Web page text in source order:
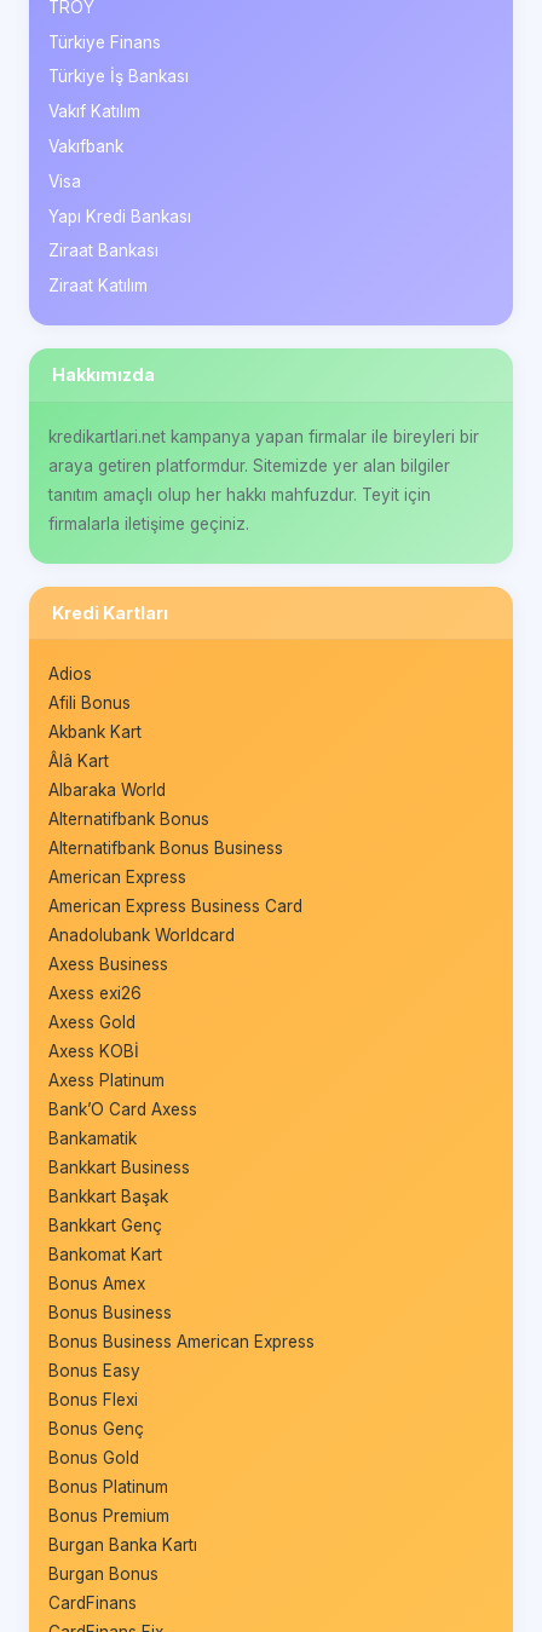
TROY
Türkiye Finans
Türkiye İş Bankası
Vakıf Katılım
Vakıfbank
Visa
Yapı Kredi Bankası
Ziraat Bankası
Ziraat Katılım
Hakkımızda
kredikartlari.net kampanya yapan firmalar ile bireyleri bir
araya getiren platformdur. Sitemizde yer alan bilgiler
tanıtım amaçlı olup her hakkı mahfuzdur. Teyit için
firmalarla iletişime geçiniz.
Kredi Kartları
Adios
Afili Bonus
Akbank Kart
Âlâ Kart
Albaraka World
Alternatifbank Bonus
Alternatifbank Bonus Business
American Express
American Express Business Card
Anadolubank Worldcard
Axess Business
Axess exi26
Axess Gold
Axess KOBİ
Axess Platinum
Bank’O Card Axess
Bankamatik
Bankkart Business
Bankkart Başak
Bankkart Genç
Bankomat Kart
Bonus Amex
Bonus Business
Bonus Business American Express
Bonus Easy
Bonus Flexi
Bonus Genç
Bonus Gold
Bonus Platinum
Bonus Premium
Burgan Banka Kartı
Burgan Bonus
CardFinans